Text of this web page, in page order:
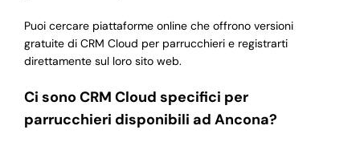
Puoi cercare piattaforme online che offrono versioni
gratuite di CRM Cloud per parrucchieri e registrarti
direttamente sul loro sito web.
Ci sono CRM Cloud specifici per
parrucchieri disponibili ad Ancona?